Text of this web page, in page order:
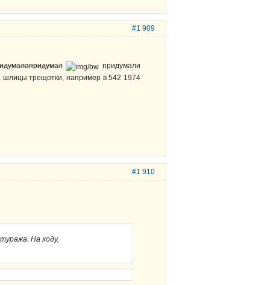
#1 909
придумал
придумали
шлицы трещотки, например в 542 1974
#1 910
На ходу,